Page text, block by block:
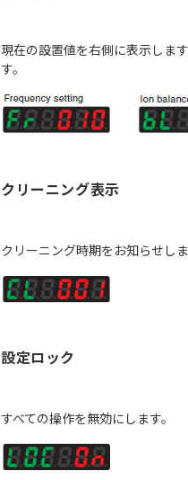
現在の設置値を右側に表示しま
す。
クリーニング表示
クリーニング時期をお知らせしま
設定ロック
すべての操作を無効にします。